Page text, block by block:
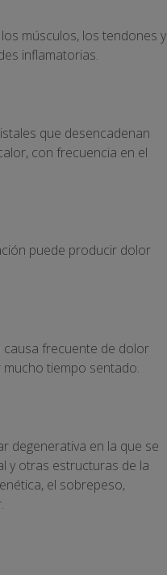
músculos, los tendones y
inflamatorias.
que desencadenan
con frecuencia en el
puede producir dolor
causa frecuente de dolor
tiempo sentado.
degenerativa en la que se
y otras estructuras de la
el sobrepeso,